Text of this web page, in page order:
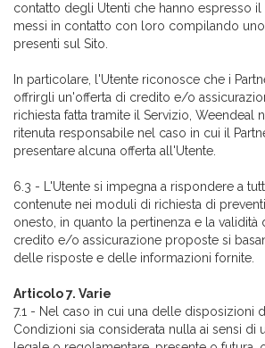
contatto degli Utenti che hanno espresso
messi in contatto con loro compilando
presenti sul Sito.
In particolare, l'Utente riconosce che i
offrirgli un'offerta di credito e/o
richiesta fatta tramite il Servizio, Weendeal
ritenuta responsabile nel caso in cui il
presentare alcuna offerta all'Utente.
6.3 - L'Utente si impegna a rispondere a
contenute nei moduli di richiesta di
onesto, in quanto la pertinenza e la validità
credito e/o assicurazione proposte si
delle risposte e delle informazioni fornite.
Articolo 7. Varie
7.1 - Nel caso in cui una delle disposizioni
Condizioni sia considerata nulla ai sensi di